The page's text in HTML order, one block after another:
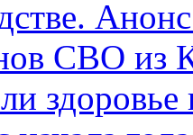
СВО из